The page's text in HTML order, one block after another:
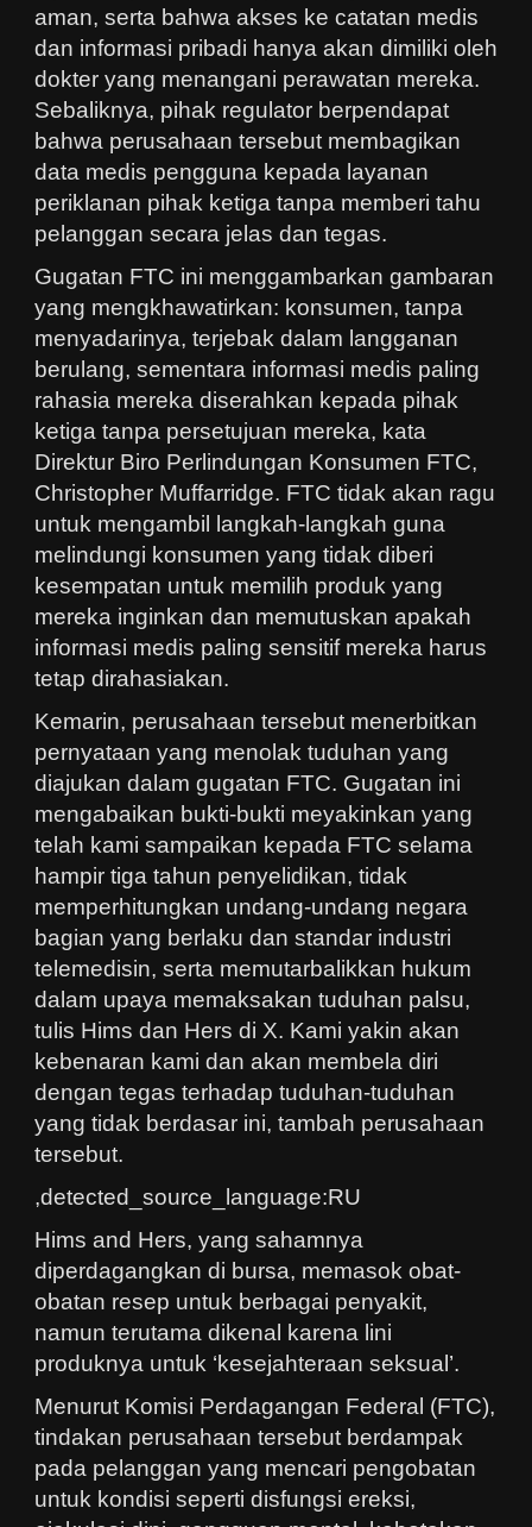
aman, serta bahwa akses ke catatan medis
dan informasi pribadi hanya akan dimiliki oleh
dokter yang menangani perawatan mereka.
Sebaliknya, pihak regulator berpendapat
bahwa perusahaan tersebut membagikan
data medis pengguna kepada layanan
periklanan pihak ketiga tanpa memberi tahu
pelanggan secara jelas dan tegas.
Gugatan FTC ini menggambarkan gambaran
yang mengkhawatirkan: konsumen, tanpa
menyadarinya, terjebak dalam langganan
berulang, sementara informasi medis paling
rahasia mereka diserahkan kepada pihak
ketiga tanpa persetujuan mereka, kata
Direktur Biro Perlindungan Konsumen FTC,
Christopher Muffarridge. FTC tidak akan ragu
untuk mengambil langkah-langkah guna
melindungi konsumen yang tidak diberi
kesempatan untuk memilih produk yang
mereka inginkan dan memutuskan apakah
informasi medis paling sensitif mereka harus
tetap dirahasiakan.
Kemarin, perusahaan tersebut menerbitkan
pernyataan yang menolak tuduhan yang
diajukan dalam gugatan FTC. Gugatan ini
mengabaikan bukti-bukti meyakinkan yang
telah kami sampaikan kepada FTC selama
hampir tiga tahun penyelidikan, tidak
memperhitungkan undang-undang negara
bagian yang berlaku dan standar industri
telemedisin, serta memutarbalikkan hukum
dalam upaya memaksakan tuduhan palsu,
tulis Hims dan Hers di X. Kami yakin akan
kebenaran kami dan akan membela diri
dengan tegas terhadap tuduhan-tuduhan
yang tidak berdasar ini, tambah perusahaan
tersebut.
,detected_source_language:RU
Hims and Hers, yang sahamnya
diperdagangkan di bursa, memasok obat-
obatan resep untuk berbagai penyakit,
namun terutama dikenal karena lini
produknya untuk ‘kesejahteraan seksual’.
Menurut Komisi Perdagangan Federal (FTC),
tindakan perusahaan tersebut berdampak
pada pelanggan yang mencari pengobatan
untuk kondisi seperti disfungsi ereksi,